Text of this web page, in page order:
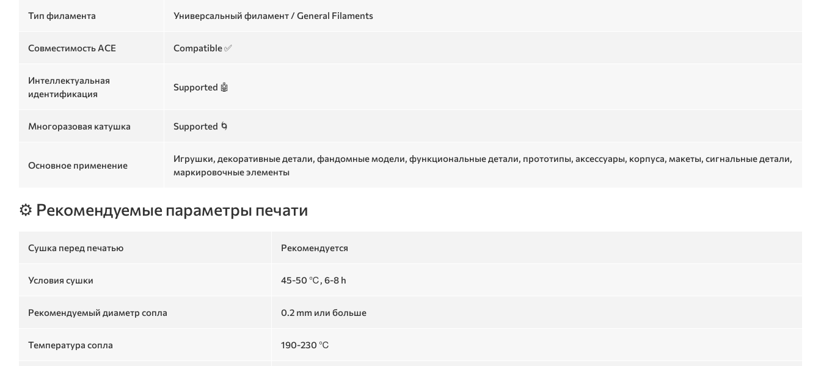
Тип филамента Универсальный филамент / General Filaments
Совместимость ACE Compatible ✅
Интеллектуальная
идентификация
Supported 🤖
Многоразовая катушка Supported 🌀
Основное применение
Игрушки, декоративные детали, фандомные модели, функциональные детали, прототипы, аксессуары, корпуса, макеты, сигнальные детали,
маркировочные элементы
⚙️ Рекомендуемые параметры печати
Сушка перед печатью Рекомендуется
Условия сушки 45-50 ℃, 6-8 h
Рекомендуемый диаметр сопла 0.2 mm или больше
Температура сопла 190-230 ℃